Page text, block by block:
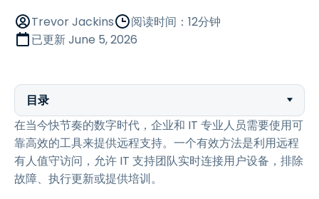
Trevor Jackins
阅读时间：12分钟
已更新June 5, 2026
目录
在当今快节奏的数字时代，企业和 IT 专业人员需要使用可
靠高效的工具来提供远程支持。一个有效方法是利用远程
有人值守访问，允许 IT 支持团队实时连接用户设备，排除
故障、执行更新或提供培训。